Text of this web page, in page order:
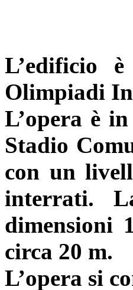
L’edificio
Olimpiadi
L’opera è
Stadio
con un
interrati.
dimensioni
circa 20 m.
L’opera si